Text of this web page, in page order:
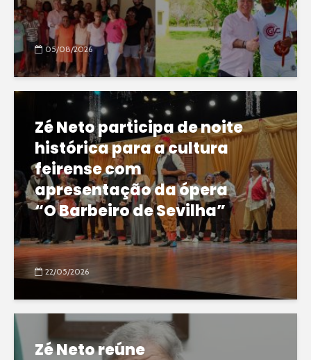
05/08/2026
Zé Neto participa de noite
histórica para a cultura
feirense com
apresentação da ópera
“O Barbeiro de Sevilha”
22/05/2026
Zé Neto reúne